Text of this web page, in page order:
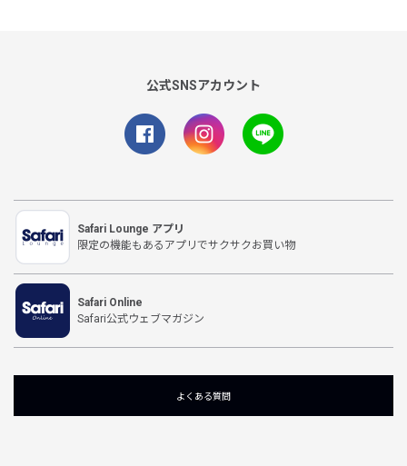
公式SNSアカウント
Safari Lounge アプリ
限定の機能もあるアプリでサクサクお買い物
Safari Online
Safari公式ウェブマガジン
よくある質問